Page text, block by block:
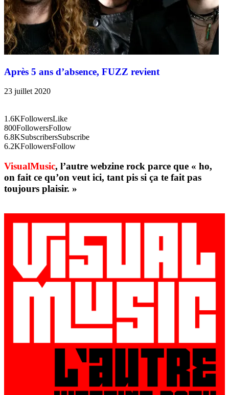
Après 5 ans d’absence, FUZZ revient
23 juillet 2020
1.6KFollowersLike
800FollowersFollow
6.8KSubscribersSubscribe
6.2KFollowersFollow
VisualMusic, l’autre webzine rock parce que « ho,
on fait ce qu’on veut ici, tant pis si ça te fait pas
toujours plaisir. »